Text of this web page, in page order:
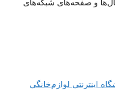
و صفحه‌های شبکه‌های
اینترنتی لوازم‌خانگی